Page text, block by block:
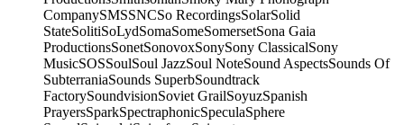
CompanySMSSNCSo RecordingsSolarSolid
StateSolitiSoLydSomaSomeSomersetSona Gaia
ProductionsSonetSonovoxSonySony ClassicalSony
MusicSOSSoulSoul JazzSoul NoteSound AspectsSounds Of
SubterraniaSounds SuperbSoundtrack
FactorySoundvisionSoviet GrailSoyuzSpanish
PrayersSparkSpectraphonicSpeculaSphere